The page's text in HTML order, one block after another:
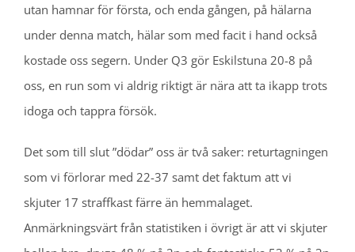
utan hamnar för första, och enda gången, på hälarna
under denna match, hälar som med facit i hand också
kostade oss segern. Under Q3 gör Eskilstuna 20-8 på
oss, en run som vi aldrig riktigt är nära att ta ikapp trots
idoga och tappra försök.
Det som till slut ”dödar” oss är två saker: returtagningen
som vi förlorar med 22-37 samt det faktum att vi
skjuter 17 straffkast färre än hemmalaget.
Anmärkningsvärt från statistiken i övrigt är att vi skjuter